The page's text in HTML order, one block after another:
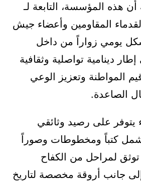
هذه المؤسسة، التابعة لـ
لقدماء المقاومين وأعضاء جيش
يومي زواراً من داخل
دينامية تواصلية وثقافية
المواطنة وتعزيز الوعي
الصاعدة.
على رصيد وثائقي
كتباً ومخطوطات وصوراً
توثق لمراحل من الكفاح
جانب أروقة مخصصة لتاريخ